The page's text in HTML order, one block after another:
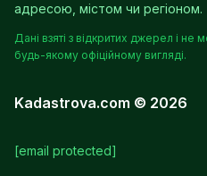
адресою, містом чи регіоном.
Дані взяті з відкритих джерел і не
будь-якому офіційному вигляді.
Kadastrova.com © 2026
[email protected]